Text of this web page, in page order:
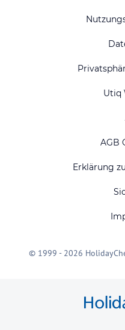
Utiq
AGB
Erklärung
© 1999 - 2026